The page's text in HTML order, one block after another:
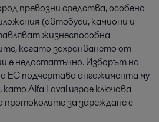
превозни средства, особено
(автобуси, камиони и
жизнеспособна
когато захранването от
е недостатъчно. Изборът на
ЕС подчертава ангажимента му
Alfa Laval играе ключова
протоколите за зареждане с